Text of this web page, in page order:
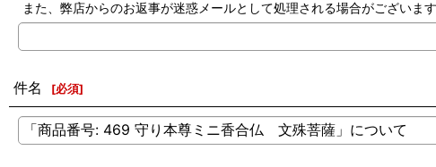
また、弊店からのお返事が迷惑メールとして処理される場合がございま
件名 [必須]